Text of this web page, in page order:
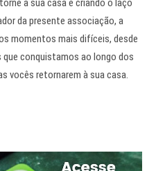
a sua casa e criando o laço
da presente associação, a
momentos mais difíceis, desde
conquistamos ao longo dos
vocês retornarem à sua casa.